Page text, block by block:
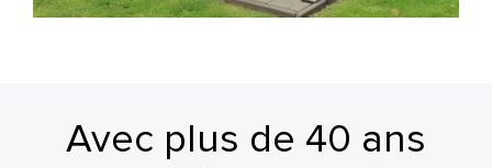
Avec plus de 40 ans